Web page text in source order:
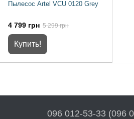
Пылесос Artel VCU 0120 Grey
4 799 грн 5 299 грн
Купить!
096 012-53-33 (096